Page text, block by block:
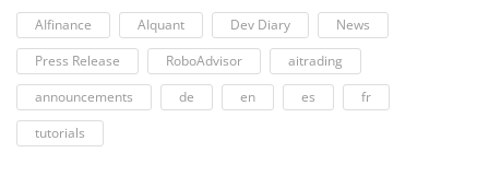
AIfinance AIquant Dev Diary
News
Press Release
RoboAdvisor
aitrading
announcements
de en es
fr
tutorials